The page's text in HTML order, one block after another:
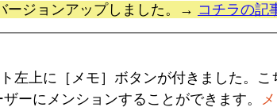
ージョンアップしました。→ コチラの記
左上に［メモ］ボタンが付きました。こ
ーにメンションすることができます。